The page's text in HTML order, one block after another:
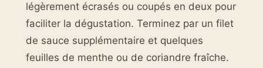
légèrement écrasés ou coupés en deux pour
faciliter la dégustation. Terminez par un filet
de sauce supplémentaire et quelques
feuilles de menthe ou de coriandre fraîche.